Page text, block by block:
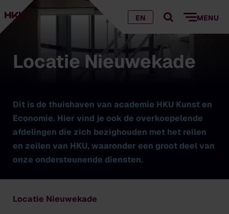
EN MENU
Locatie Nieuwekade
Dit is de thuishaven van academie HKU Kunst en
Economie. Hier vind je ook de overkoepelende
afdelingen die zich bezighouden met het reilen
en zeilen van HKU, waaronder een groot deel van
onze ondersteunende diensten.
Locatie Nieuwekade